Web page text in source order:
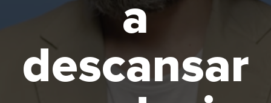
a
descansar